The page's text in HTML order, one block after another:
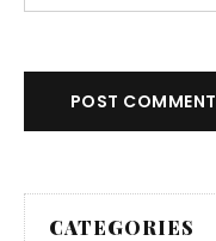
POST COMMENT
CATEGORIES